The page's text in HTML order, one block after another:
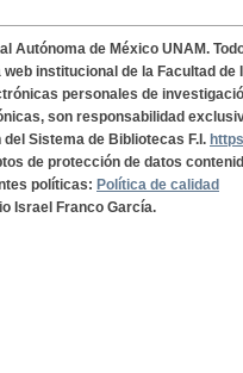
Autónoma de México UNAM.
institucional de la Facultad
personales de
son responsabilidad
Sistema de Bibliotecas F.I.
de protección de datos
políticas: Política de calidad
Israel Franco García.